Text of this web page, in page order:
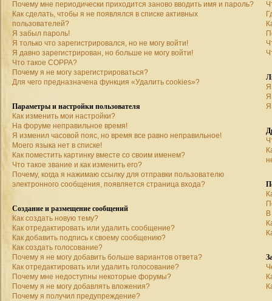
Почему мне периодически приходится заново вводить имя и пароль?
Как сделать, чтобы я не появлялся в списке активных
пользователей?
Я забыл пароль!
Я только что зарегистрировался, но не могу войти!
Я давно зарегистрирован, но больше не могу войти!
Что такое COPPA?
Почему я не могу зарегистрироваться?
Для чего предназначена функция «Удалить cookies»?
Параметры и настройки пользователя
Как изменить мои настройки?
На форуме неправильное время!
Я изменил часовой пояс, но время все равно неправильное!
Моего языка нет в списке!
Как поместить картинку вместе со своим именем?
Что такое звание и как изменить его?
Почему, когда я нажимаю ссылку для отправки пользователю
электронного сообщения, появляется страница входа?
Создание и размещение сообщений
Как создать новую тему?
Как отредактировать или удалить сообщение?
Как добавить подпись к своему сообщению?
Как создать голосование?
Почему я не могу добавить больше вариантов ответа?
Как отредактировать или удалить голосование?
Почему мне недоступны некоторые форумы?
Почему я не могу добавлять вложения?
Почему я получил предупреждение?
Я
Я
Я